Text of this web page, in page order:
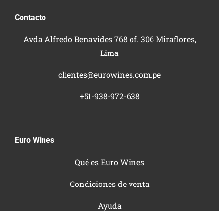
Contacto
Avda Alfredo Benavides 768 of. 306 Miraflores,
Lima
clientes@eurowines.com.pe
+51-938-972-638
Euro Wines
Qué es Euro Wines
Condiciones de venta
Ayuda